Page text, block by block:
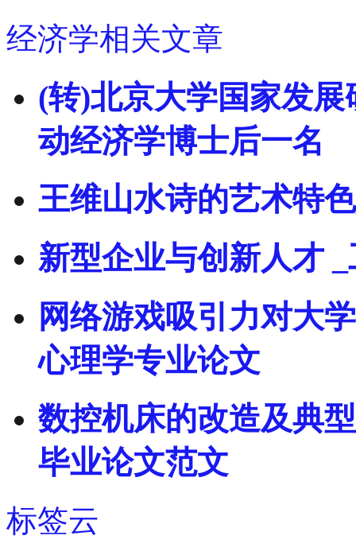
经济学相关文章
(转)北京大学国家发
动经济学博士后一名
王维山水诗的艺术特
新型企业与创新人才
网络游戏吸引力对大
心理学专业论文
数控机床的改造及典
毕业论文范文
标签云